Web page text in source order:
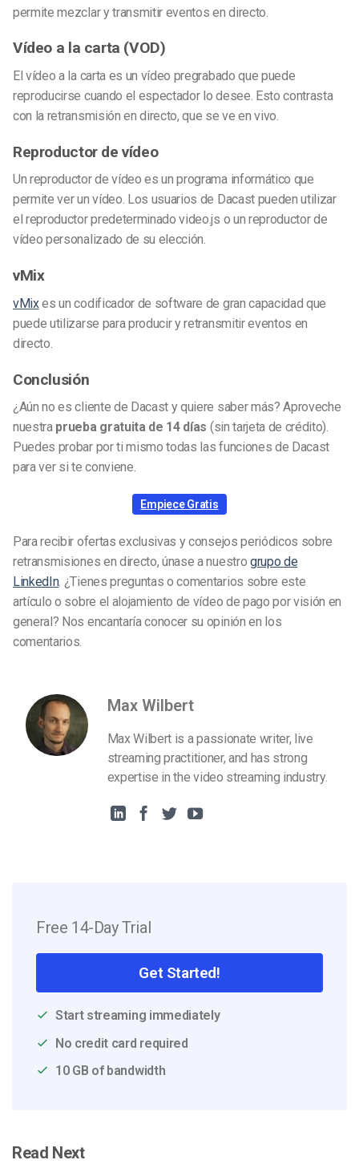
permite mezclar y transmitir eventos en directo.
Vídeo a la carta (VOD)
El vídeo a la carta es un vídeo pregrabado que puede
reproducirse cuando el espectador lo desee. Esto contrasta
con la retransmisión en directo, que se ve en vivo.
Reproductor de vídeo
Un reproductor de vídeo es un programa informático que
permite ver un vídeo. Los usuarios de Dacast pueden utilizar
el reproductor predeterminado video.js o un reproductor de
vídeo personalizado de su elección.
vMix
vMixes un codificador de software de gran capacidad que
puede utilizarse para producir y retransmitir eventos en
directo.
Conclusión
¿Aún no es cliente de Dacast y quiere saber más? Aproveche
nuestra prueba gratuita de 14 días (sin tarjeta de crédito).
Puedes probar por ti mismo todas las funciones de Dacast
para ver si te conviene.
Empiece Gratis
Para recibir ofertas exclusivas y consejos periódicos sobre
retransmisiones en directo, únase a nuestro grupo de
LinkedIn. ¿Tienes preguntas o comentarios sobre este
artículo o sobre el alojamiento de vídeo de pago por visión en
general? Nos encantaría conocer su opinión en los
comentarios.
Max Wilbert
Max Wilbert is a passionate writer, live
streaming practitioner, and has strong
expertise in the video streaming industry.
Free 14-Day Trial
Get Started!
Start streaming immediately
No credit card required
10 GB of bandwidth
Read Next